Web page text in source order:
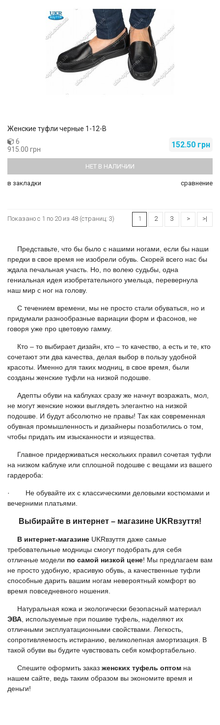
Женские туфли черные 1-12-В
152.50 грн
6
915.00 грн
НЕТ В НАЛИЧИИ
в закладки сравнение
1 2 3 > >|
Показано с 1 по 20 из 48 (страниц: 3)
Представьте, что бы было с нашими ногами, если бы наши
предки в свое время не изобрели обувь. Скорей всего нас бы
ждала печальная участь. Но, по волею судьбы, одна
гениальная идея изобретательного умельца, перевернула
наш мир с ног на голову.
С течением времени, мы не просто стали обуваться, но и
придумали разнообразные вариации форм и фасонов, не
говоря уже про цветовую гамму.
Кто – то выбирает дизайн, кто – то качество, а есть и те, кто
сочетают эти два качества, делая выбор в пользу удобной
красоты. Именно для таких модниц, в свое время, были
созданы женские туфли на низкой подошве.
Адепты обуви на каблуках сразу же начнут возражать, мол,
не могут женские ножки выглядеть элегантно на низкой
подошве. И будут абсолютно не правы! Так как современная
обувная промышленность и дизайнеры позаботились о том,
чтобы придать им изысканности и изящества.
Главное придерживаться нескольких правил сочетая туфли
на низком каблуке или сплошной подошве с вещами из вашего
гардероба:
· Не обувайте их с классическими деловыми костюмами и
вечерними платьями.
Выбирайте в интернет – магазине UKRвзуття!
В интернет-магазине UKRвзуття даже самые
требовательные модницы смогут подобрать для себя
отличные модели по самой низкой цене! Мы предлагаем вам
не просто удобную, красивую обувь, а качественные туфли
способные дарить вашим ногам невероятный комфорт во
время повседневного ношения.
Натуральная кожа и экологически безопасный материал
ЭВА , используемые при пошиве туфель, наделяют их
отличными эксплуатационными свойствами. Легкость,
сопротивляемость истиранию, великолепная амортизация. В
такой обуви вы будите чувствовать себя комфортабельно.
Спешите оформить заказ женских туфель оптом на
нашем сайте, ведь таким образом вы экономите время и
деньги!